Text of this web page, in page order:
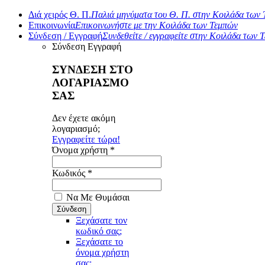
Διά χειρός Θ. Π.Παλιά μηνύματα του Θ. Π. στην Κοιλάδα των
ΕπικοινωνίαΕπικοινωνήστε με την Κοιλάδα των Τεμπών
Σύνδεση / ΕγγραφήΣυνδεθείτε / εγγραφείτε στην Κοιλάδα των
Σύνδεση Εγγραφή
ΣΥΝΔΕΣΗ ΣΤΟ
ΛΟΓΑΡΙΑΣΜΟ
ΣΑΣ
Δεν έχετε ακόμη
λογαριασμό;
Εγγραφείτε τώρα!
Όνομα χρήστη *
Κωδικός *
Να Με Θυμάσαι
Ξεχάσατε τον
κωδικό σας;
Ξεχάσατε το
όνομα χρήστη